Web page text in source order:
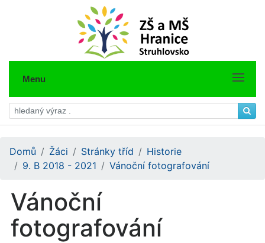
Menu
Domů Žáci Stránky tříd
Historie
9. B 2018 - 2021
Vánoční fotografování
Vánoční
fotografování